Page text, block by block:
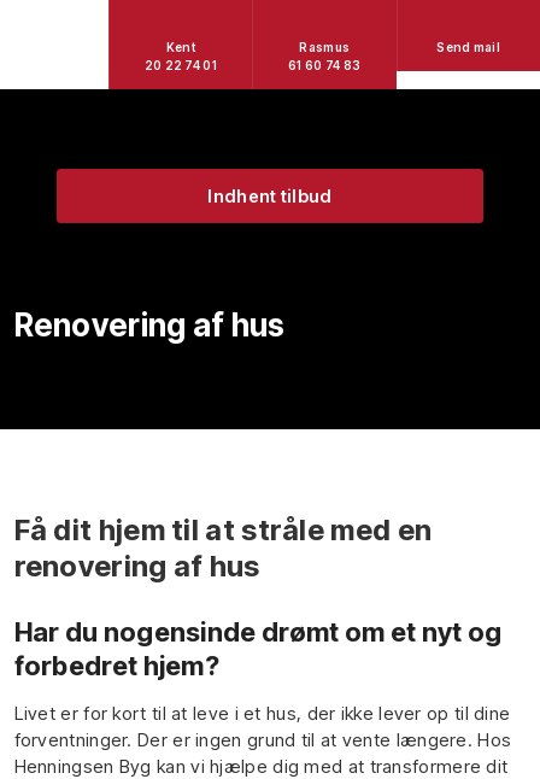
Kent
20 22 74 01
Rasmus
61 60 74 83
Send mail
Indhent tilbud
Renovering af hus
Få dit hjem til at stråle med en
renovering af hus
​Har du nogensinde drømt om et nyt og
forbedret hjem?
Livet er for kort til at leve i et hus, der ikke lever op til dine
forventninger. Der er ingen grund til at vente længere. Hos
Henningsen Byg kan vi hjælpe dig med at transformere dit